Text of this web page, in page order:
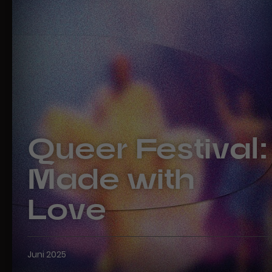
verschiedene Websites hinweg.
Queer Festival:
Made with
Love
Juni 2025